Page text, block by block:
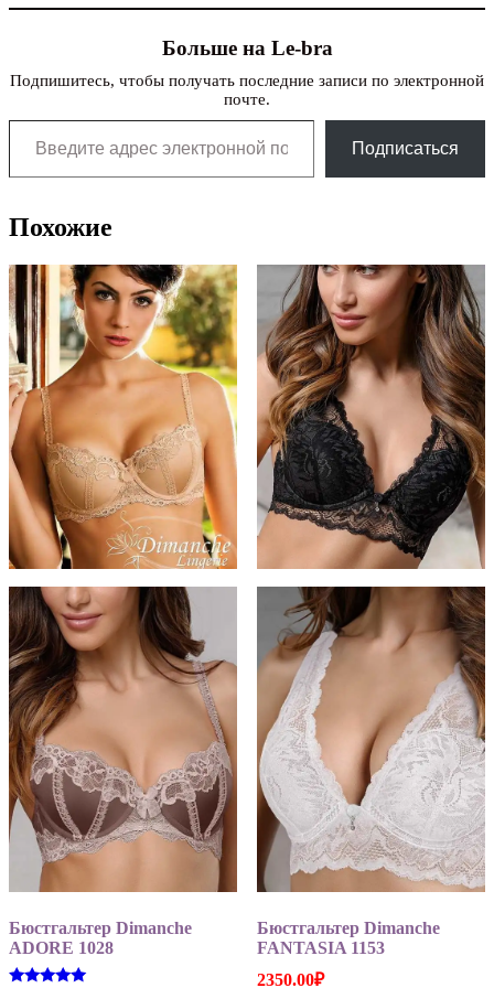
Больше на Le-bra
Подпишитесь, чтобы получать последние записи по электронной
почте.
Введите адрес электронной почты…
Подписаться
Похожие
Бюстгальтер Dimanche
ADORE 1028
Бюстгальтер Dimanche
FANTASIA 1153
2350.00₽